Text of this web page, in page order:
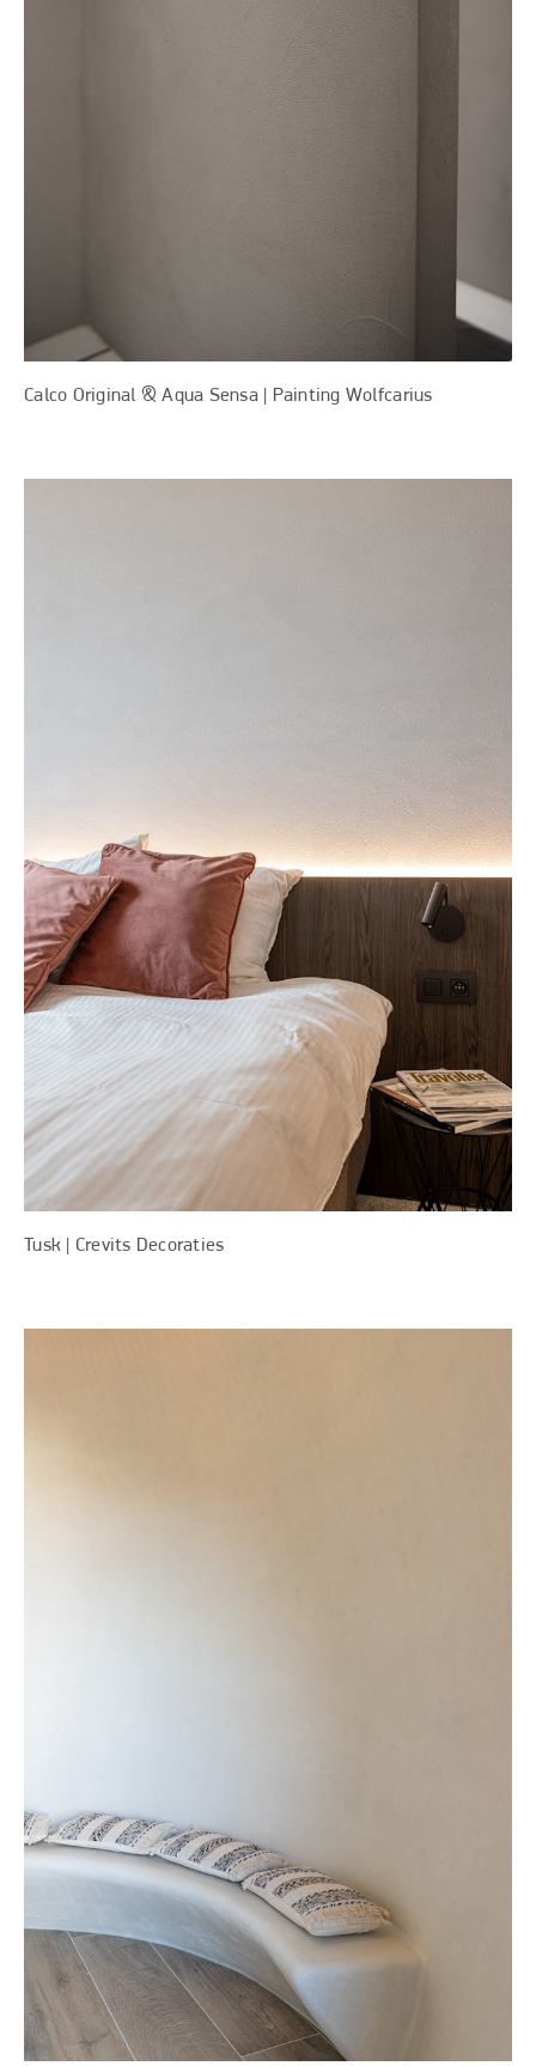
Calco Original & Aqua Sensa | Painting Wolfcarius
Tusk | Crevits Decoraties